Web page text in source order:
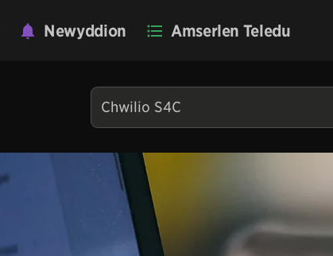
Newyddion Amserlen Teledu